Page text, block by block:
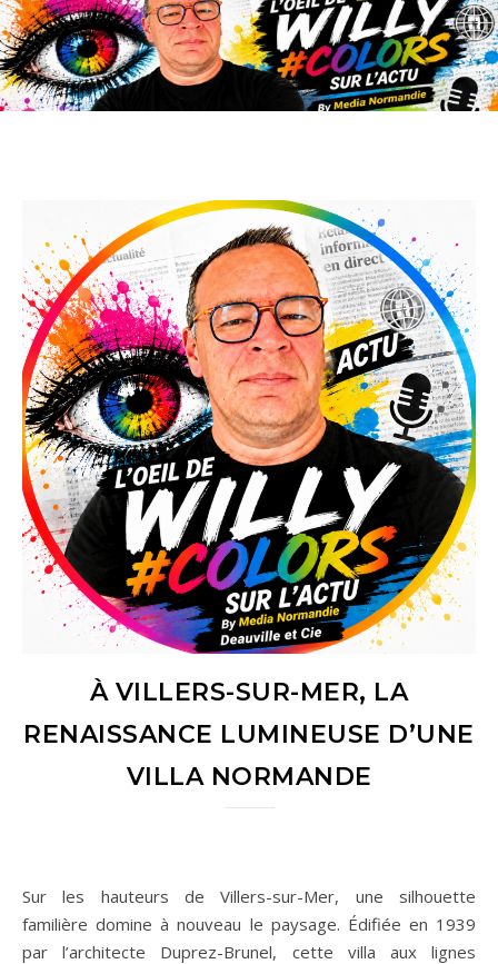
À VILLERS-SUR-MER, LA
RENAISSANCE LUMINEUSE D’UNE
VILLA NORMANDE
Sur les hauteurs de Villers-sur-Mer, une silhouette
familière domine à nouveau le paysage. Édifiée en 1939
par l’architecte Duprez-Brunel, cette villa aux lignes